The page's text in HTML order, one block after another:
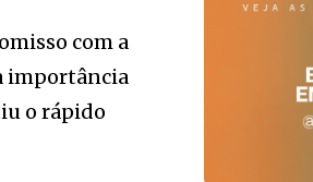
com a
importância
o rápido